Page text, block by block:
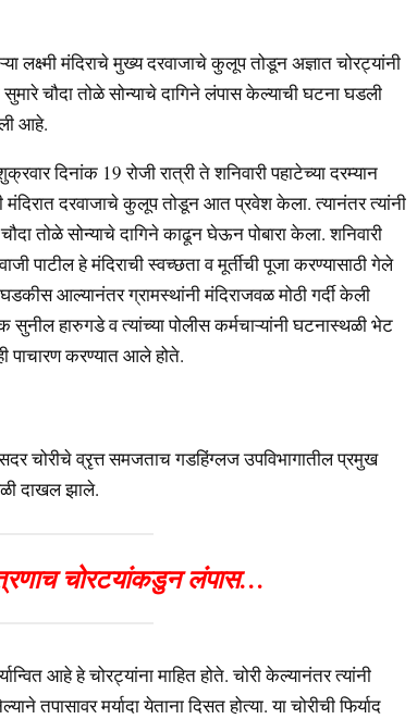
लक्ष्मी मंदिराचे मुख्य दरवाजाचे कुलूप तोडून अज्ञात चोरट्यांनी
चौदा तोळे सोन्याचे दागिने लंपास केल्याची घटना घडली
आहे.
दिनांक 19 रोजी रात्री ते शनिवारी पहाटेच्या दरम्यान
मंदिरात दरवाजाचे कुलूप तोडून आत प्रवेश केला. त्यानंतर त्यांनी
तोळे सोन्याचे दागिने काढून घेऊन पोबारा केला. शनिवारी
पाटील हे मंदिराची स्वच्छता व मूर्तीची पूजा करण्यासाठी गेले
आल्यानंतर ग्रामस्थांनी मंदिराजवळ मोठी गर्दी केली
हारुगडे व त्यांच्या पोलीस कर्मचाऱ्यांनी घटनास्थळी भेट
पाचारण करण्यात आले होते.
चोरीचे व्रृत्त समजताच गडहिंग्लज उपविभागातील प्रमुख
दाखल झाले.
चोरटयांकडुन लंपास…
आहे हे चोरट्यांना माहित होते. चोरी केल्यानंतर त्यांनी
तपासावर मर्यादा येताना दिसत होत्या. या चोरीची फिर्याद